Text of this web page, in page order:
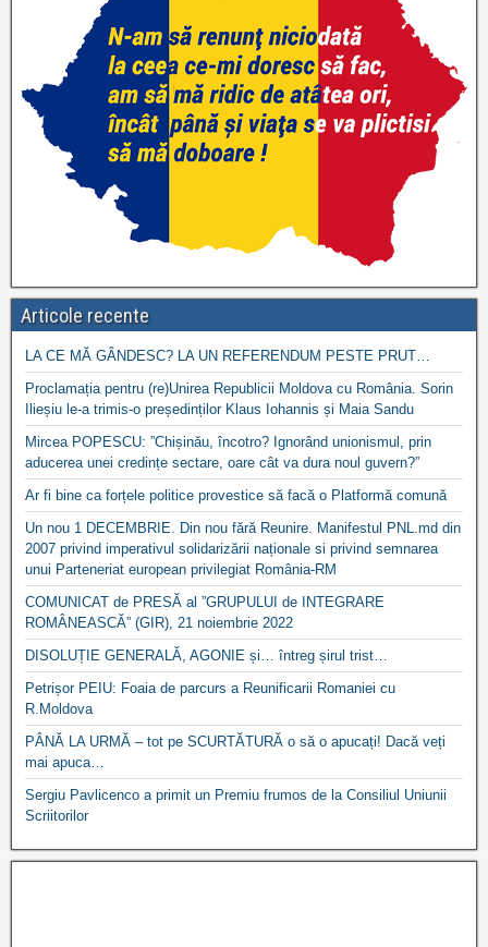
Articole recente
LA CE MĂ GÂNDESC? LA UN REFERENDUM PESTE PRUT…
Proclamația pentru (re)Unirea Republicii Moldova cu România. Sorin
Ilieșiu le-a trimis-o președinților Klaus Iohannis și Maia Sandu
Mircea POPESCU: ”Chișinău, încotro? Ignorând unionismul, prin
aducerea unei credințe sectare, oare cât va dura noul guvern?”
Ar fi bine ca forțele politice provestice să facă o Platformă comună
Un nou 1 DECEMBRIE. Din nou fără Reunire. Manifestul PNL.md din
2007 privind imperativul solidarizării naționale si privind semnarea
unui Parteneriat european privilegiat România-RM
COMUNICAT de PRESĂ al ”GRUPULUI de INTEGRARE
ROMÂNEASCĂ” (GIR), 21 noiembrie 2022
DISOLUȚIE GENERALĂ, AGONIE și… întreg șirul trist…
Petrișor PEIU: Foaia de parcurs a Reunificarii Romaniei cu
R.Moldova
PÂNĂ LA URMĂ – tot pe SCURTĂTURĂ o să o apucați! Dacă veți
mai apuca…
Sergiu Pavlicenco a primit un Premiu frumos de la Consiliul Uniunii
Scriitorilor